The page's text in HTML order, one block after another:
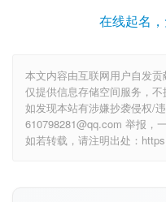
在线起名
本文内容由互联网用户自发
仅提供信息存储空间服务，不
如发现本站有涉嫌抄袭侵权/
610798281@qq.com 举报，
如若转载，请注明出处：